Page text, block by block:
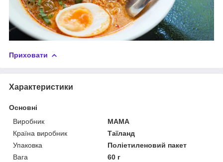
Приховати
Характеристики
Основні
Виробник
MAMA
Країна виробник
Таїланд
Упаковка
Поліетиленовий пакет
Вага
60 г